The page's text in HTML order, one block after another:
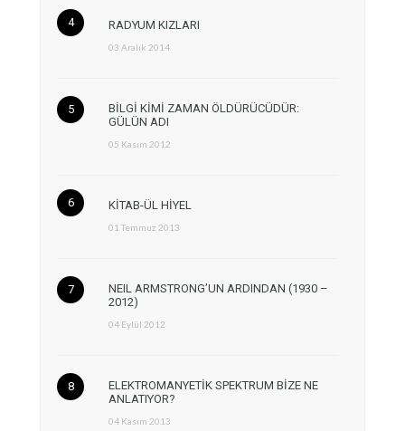
RADYUM KIZLARI
03 Aralık 2014
BİLGİ KİMİ ZAMAN ÖLDÜRÜCÜDÜR:
GÜLÜN ADI
05 Kasım 2012
KİTAB-ÜL HİYEL
01 Temmuz 2013
NEIL ARMSTRONG’UN ARDINDAN (1930 –
2012)
04 Eylül 2012
ELEKTROMANYETİK SPEKTRUM BİZE NE
ANLATIYOR?
04 Kasım 2013